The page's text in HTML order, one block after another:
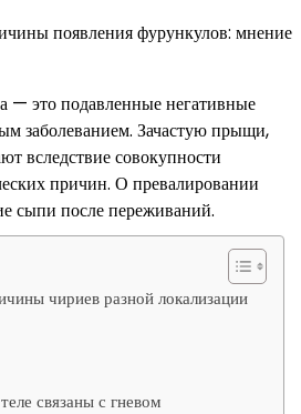
— это подавленные негативные
заболеванием. Зачастую прыщи,
вследствие совокупности
причин. О превалировании
сыпи после переживаний.
чириев разной локализации
связаны с гневом